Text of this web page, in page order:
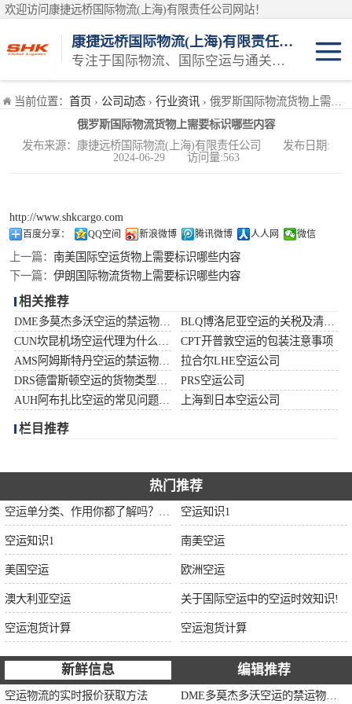
欢迎访问康捷远桥国际物流(上海)有限责任公司网站！
康捷远桥国际物流(上海)有限责任公司
专注于国际物流、国际空运与通关一体化一站式物流服务商
当前位置： 首页 › 公司动态 › 行业资讯 › 俄罗斯国际物流货物上需要标识哪些内容
俄罗斯国际物流货物上需要标识哪些内容
发布来源：康捷远桥国际物流(上海)有限责任公司 发布日期:
2024-06-29 访问量:563
http://www.shkcargo.com
百度分享： QQ空间 新浪微博 腾讯微博 人人网 微信
上一篇： 南美国际空运货物上需要标识哪些内容
下一篇： 伊朗国际物流货物上需要标识哪些内容
相关推荐
CPT开普敦空运的包装注意事项
拉合尔LHE空运公司
PRS空运公司
上海到日本空运公司
栏目推荐
热门推荐
空运知识1
空运知识1 南美空运
美国空运 欧洲空运
澳大利亚空运 关于国际空运中的空运时效知识!
空运泡货计算 空运泡货计算
新鲜信息 编辑推荐
空运物流的实时报价获取方法
日本空运
韩国空运
印度空运
巴基斯坦空运
澳大利亚空运
俄罗斯空运
加拿大空运
伊朗空运
中东空运
非洲空运
南美空运